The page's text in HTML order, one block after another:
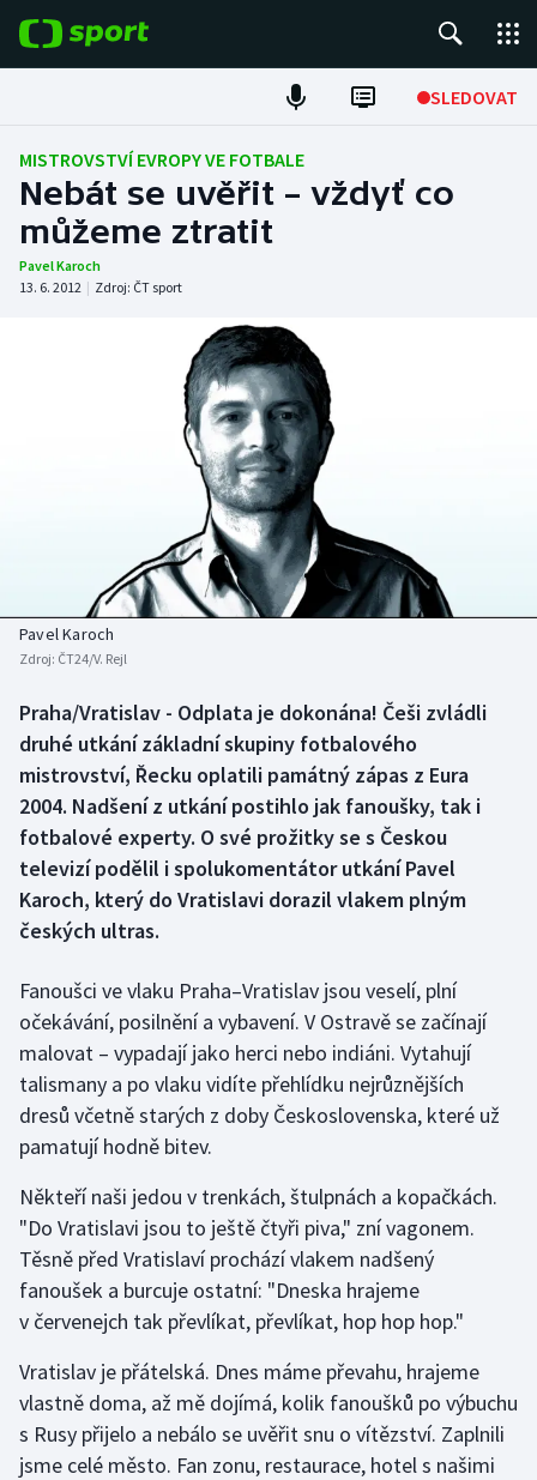
SLEDOVAT
Fotbal
Hokej
Tenis
Baseball a softbal
Basketbal
Biatlon
Boby a skeleton
Box
Curling
Dostihy
Futsal
Golf
Gymnastika
Házená
Jezdectví
Judo
Krasobruslení
Lezení
Lyže a snowboard
Historické návraty
Aplikace ČT sport
AZ kvíz
MISTROVSTVÍ EVROPY VE FOTBALE
Nebát se uvěřit – vždyť co
můžeme ztratit
Pavel Karoch
13. 6. 2012 | Zdroj: ČT sport
Pavel Karoch
Zdroj: ČT24/V. Rejl
Praha/Vratislav - Odplata je dokonána! Češi zvládli
druhé utkání základní skupiny fotbalového
mistrovství, Řecku oplatili památný zápas z Eura
2004. Nadšení z utkání postihlo jak fanoušky, tak i
fotbalové experty. O své prožitky se s Českou
televizí podělil i spolukomentátor utkání Pavel
Karoch, který do Vratislavi dorazil vlakem plným
českých ultras.
Fanoušci ve vlaku Praha–Vratislav jsou veselí, plní
očekávání, posilnění a vybavení. V Ostravě se začínají
malovat – vypadají jako herci nebo indiáni. Vytahují
talismany a po vlaku vidíte přehlídku nejrůznějších
dresů včetně starých z doby Československa, které už
pamatují hodně bitev.
Někteří naši jedou v trenkách, štulpnách a kopačkách.
"Do Vratislavi jsou to ještě čtyři piva," zní vagonem.
Těsně před Vratislaví prochází vlakem nadšený
fanoušek a burcuje ostatní: "Dneska hrajeme
v červenejch tak převlíkat, převlíkat, hop hop hop."
Vratislav je přátelská. Dnes máme převahu, hrajeme
vlastně doma, až mě dojímá, kolik fanoušků po výbuchu
s Rusy přijelo a nebálo se uvěřit snu o vítězství. Zaplnili
jsme celé město. Fan zonu, restaurace, hotel s našimi